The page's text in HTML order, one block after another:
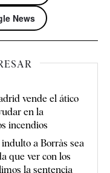
News
vende el ático
en la
incendios
a Borràs sea
que ver con los
la sentencia